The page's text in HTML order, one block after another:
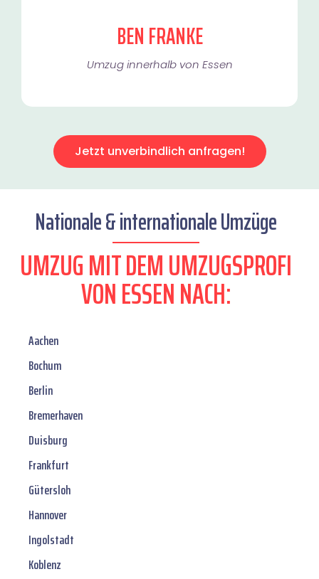
BEN FRANKE
Umzug innerhalb von Essen​
Jetzt unverbindlich anfragen!
Nationale & internationale Umzüge
UMZUG MIT DEM UMZUGSPROFI
VON ESSEN NACH:
Aachen
Bochum
Berlin
Bremerhaven
Duisburg
Frankfurt
Gütersloh
Hannover
Ingolstadt
Koblenz